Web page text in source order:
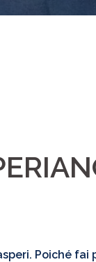
Poiché